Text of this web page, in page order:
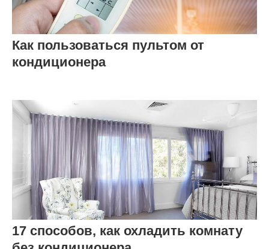
Как пользоваться пультом от
кондиционера
17 способов, как охладить комнату